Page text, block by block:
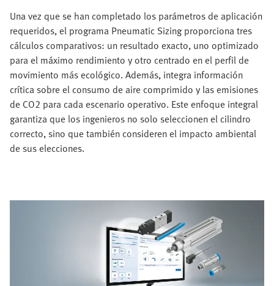
Una vez que se han completado los parámetros de aplicación
requeridos, el programa Pneumatic Sizing proporciona tres
cálculos comparativos: un resultado exacto, uno optimizado
para el máximo rendimiento y otro centrado en el perfil de
movimiento más ecológico. Además, integra información
crítica sobre el consumo de aire comprimido y las emisiones
de CO2 para cada escenario operativo. Este enfoque integral
garantiza que los ingenieros no solo seleccionen el cilindro
correcto, sino que también consideren el impacto ambiental
de sus elecciones.